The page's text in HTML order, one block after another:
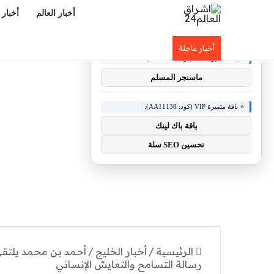
أخبار العالم
أخبار عاجلة
الرئيسية / أخبار الخليج / أحمد بن محمد
رسالة التسامح والتعايش الإنساني
ماسنجر المسلم
⭐ باقة متميزة VIP (كود: AA11138):
باقة باك لينك
تحسين SEO سلة